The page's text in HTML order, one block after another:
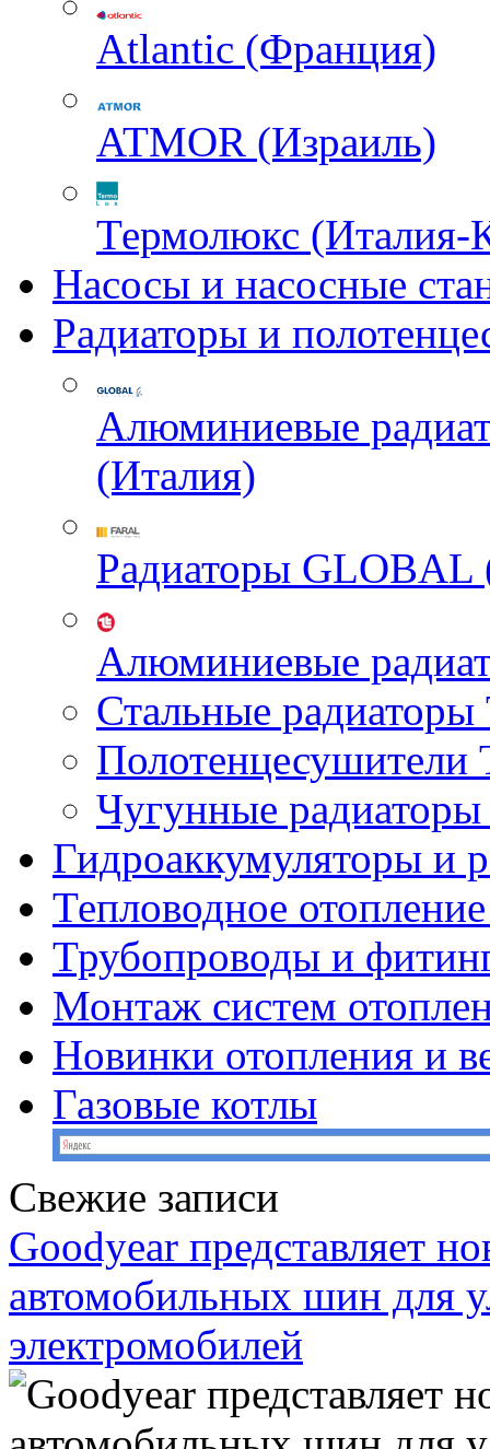
Atlantic (Франция)
ATMOR (Израиль)
Термолюкс (Италия-
Насосы и насосные
Радиаторы и
Алюминиевые
(Италия)
Радиаторы GLOBAL
Алюминиевые
Стальные
Чугунные
Гидроаккумуляторы и
Тепловодное
Трубопроводы и
Монтаж систем
Новинки отопления и
Газовые котлы
Свежие записи
Goodyear представляет
автомобильных шин для
электромобилей